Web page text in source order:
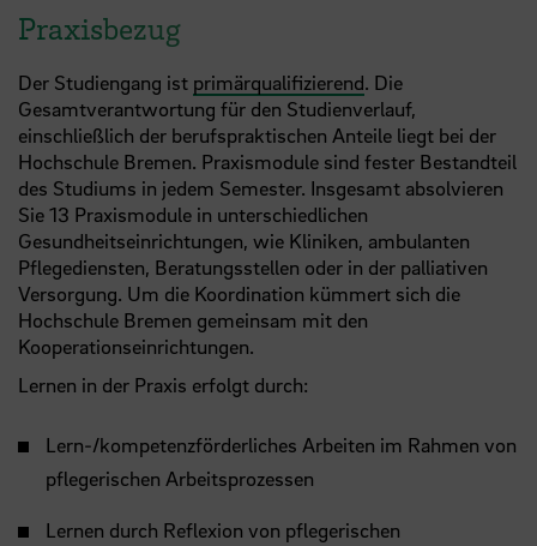
Praxisbezug
Der Studiengang ist primärqualifizierend. Die
Gesamtverantwortung für den Studienverlauf,
einschließlich der berufspraktischen Anteile liegt bei der
Hochschule Bremen. Praxismodule sind fester Bestandteil
des Studiums in jedem Semester. Insgesamt absolvieren
Sie 13 Praxismodule in unterschiedlichen
Gesundheitseinrichtungen, wie Kliniken, ambulanten
Pflegediensten, Beratungsstellen oder in der palliativen
Versorgung. Um die Koordination kümmert sich die
Hochschule Bremen gemeinsam mit den
Kooperationseinrichtungen.
Lernen in der Praxis erfolgt durch:
Lern-/kompetenzförderliches Arbeiten im Rahmen von
pflegerischen Arbeitsprozessen
Lernen durch Reflexion von pflegerischen